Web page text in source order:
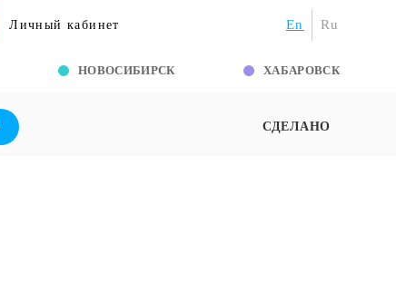
Личный кабинет En Ru
НОВОСИБИРСК ХАБАРОВСК
СДЕЛАНО